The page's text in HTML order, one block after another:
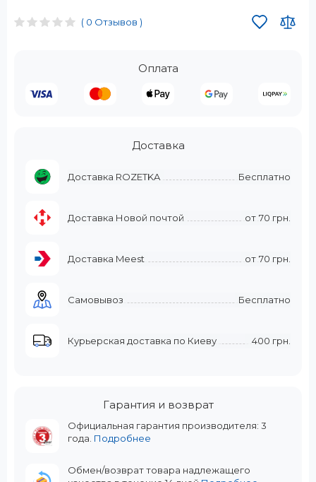
( 0 Отзывов )
Оплата
Доставка
Доставка ROZETKA Бесплатно
Доставка Новой почтой от 70 грн.
Доставка Meest от 70 грн.
Самовывоз Бесплатно
Курьерская доставка по Киеву 400 грн.
Гарантия и возврат
Официальная гарантия производителя: 3
года. Подробнее
Обмен/возврат товара надлежащего